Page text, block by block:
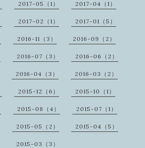
2017-05（1） 2017-04（1）
2017-02（1） 2017-01（5）
2016-11（3） 2016-09（2）
2016-07（3） 2016-06（2）
2016-04（3） 2016-03（2）
2015-12（6） 2015-10（1）
2015-08（4） 2015-07（1）
2015-05（2） 2015-04（5）
2015-03（3）